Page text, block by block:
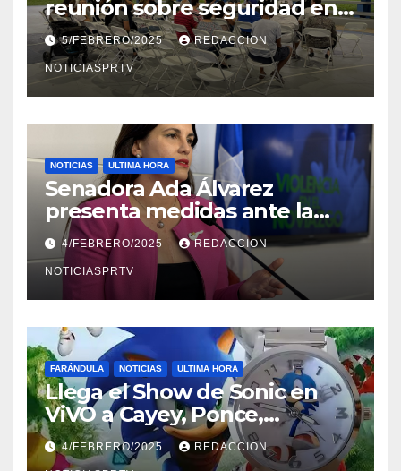
reunión sobre seguridad en
Reparto Metropolitano
5/FEBRERO/2025 REDACCION
NOTICIASPRTV
NOTICIAS ULTIMA HORA
Senadora Ada Álvarez
presenta medidas ante la
violencia en el noviazgo
4/FEBRERO/2025 REDACCION
NOTICIASPRTV
FARÁNDULA NOTICIAS ULTIMA HORA
Llega el Show de Sonic en
ViVO a Cayey, Ponce,
Barceloneta y Humacao,
Relojes gratis para el que
4/FEBRERO/2025 REDACCION